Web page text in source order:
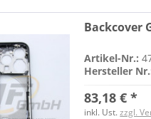
Backcover
Artikel-Nr.:
Hersteller
83,18 € *
inkl. Ust.zzgl.